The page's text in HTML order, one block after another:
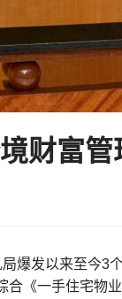
财富
爆发以来至今3
合《一手住宅物